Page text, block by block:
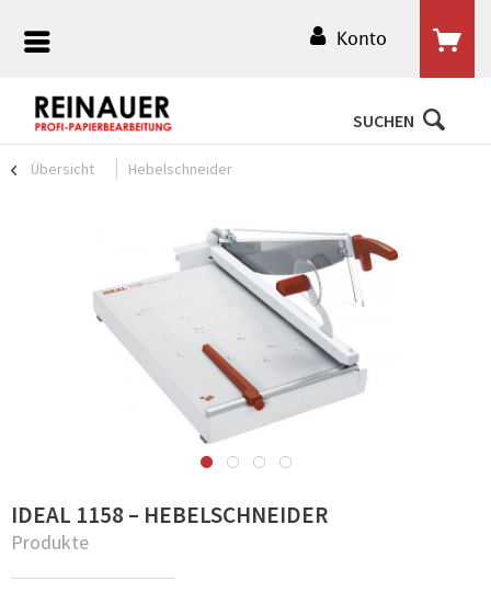
Konto
SUCHEN
Übersicht Hebelschneider
IDEAL 1158 – HEBELSCHNEIDER
Produkte